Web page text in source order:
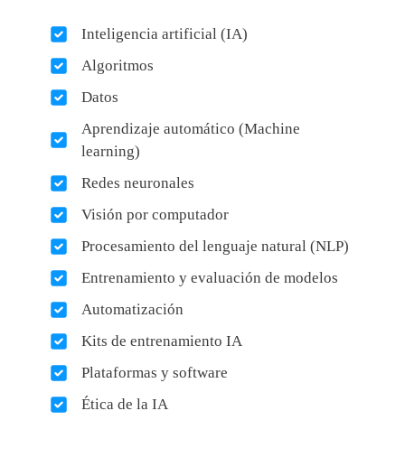
Inteligencia artificial (IA)
Algoritmos
Datos
Aprendizaje automático (Machine
learning)
Redes neuronales
Visión por computador
Procesamiento del lenguaje natural (NLP)
Entrenamiento y evaluación de modelos
Automatización
Kits de entrenamiento IA
Plataformas y software
Ética de la IA